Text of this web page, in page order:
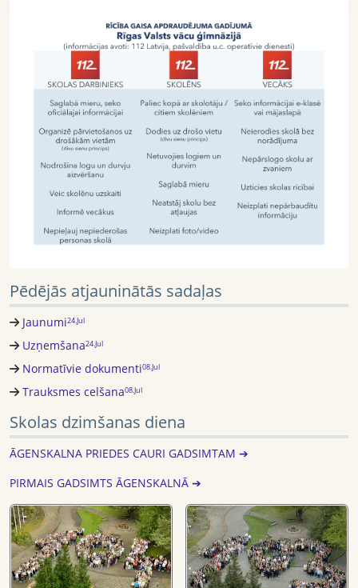
Pēdējās atjauninātās sadaļas
Jaunumi24.Jul
Uzņemšana24.Jul
Normatīvie dokumenti08.Jul
Trauksmes celšana08.Jul
Skolas dzimšanas diena
ĀGENSKALNA PRIEDES CAURI GADSIMTAM ➔
PIRMAIS GADSIMTS ĀGENSKALNĀ ➔